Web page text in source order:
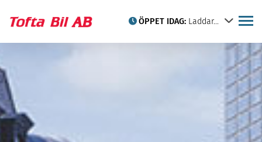
ÖPPET IDAG:Laddar...
Citroën
Iveco